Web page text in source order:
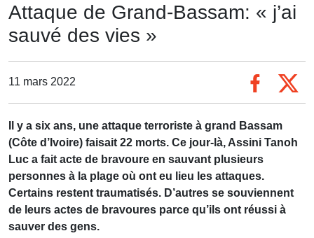
Attaque de Grand-Bassam: « j’ai
sauvé des vies »
11 mars 2022
Il y a six ans, une attaque terroriste à grand Bassam
(Côte d’Ivoire) faisait 22 morts. Ce jour-là, Assini Tanoh
Luc a fait acte de bravoure en sauvant plusieurs
personnes à la plage où ont eu lieu les attaques.
Certains restent traumatisés. D’autres se souviennent
de leurs actes de bravoures parce qu’ils ont réussi à
sauver des gens.